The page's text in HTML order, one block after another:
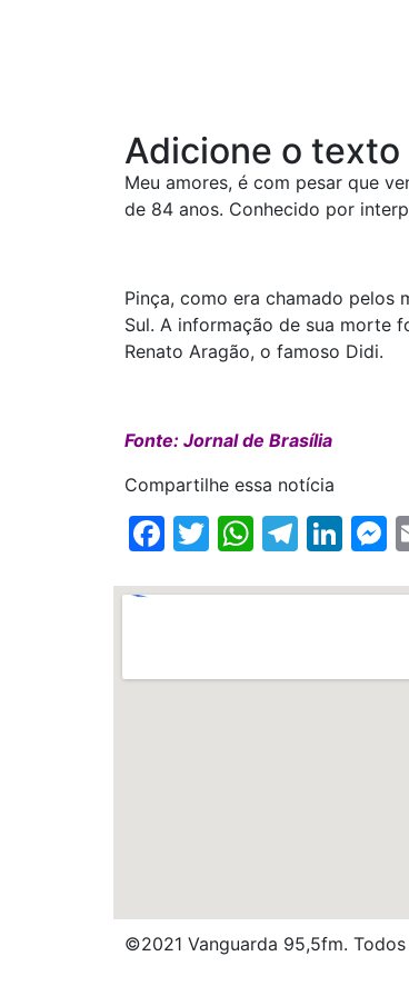
Adicione o
Meu amores, é com pesar que
de 84 anos. Conhecido por
Pinça, como era chamado pelos
Sul. A informação de sua morte
Renato Aragão, o famoso Didi.
Fonte: Jornal de Brasília
Compartilhe essa notícia
Facebook
Twitter
©2021 Vanguarda 95,5fm.